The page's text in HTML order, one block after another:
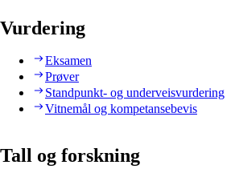
Vurdering
Eksamen
Prøver
Standpunkt- og underveisvurdering
Vitnemål og kompetansebevis
Tall og forskning